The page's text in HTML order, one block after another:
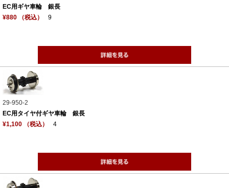
EC用ギヤ車輪 銀長
¥880 （税込）
9
29-950-2
EC用タイヤ付ギヤ車輪 銀長
¥1,100 （税込）
4